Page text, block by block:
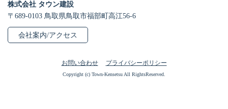
株式会社 タウン建設
〒689-0103 鳥取県鳥取市福部町高江56-6
会社案内/アクセス
お問い合わせ プライバシーポリシー
Copyright (c) Town-Kensetsu All RightsReserved.